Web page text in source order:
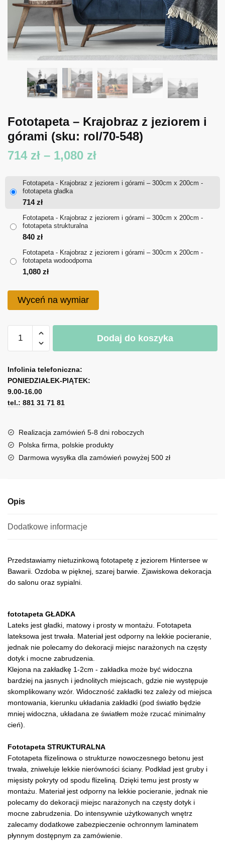
Fototapeta – Krajobraz z jeziorem i
górami (sku: rol/70-548)
714 zł – 1,080 złZakres
714 zł
1,080 zł
Fototapeta - Krajobraz z jeziorem i górami – 300cm x 200cm -
fototapeta gładka
714zł
Fototapeta - Krajobraz z jeziorem i górami – 300cm x 200cm -
fototapeta strukturalna
840 zł
Fototapeta - Krajobraz z jeziorem i górami – 300cm x 200cm -
fototapeta wodoodporna
1,080 zł
Wyceń na wymiar
Fototapeta
Krajobraz
z
jeziorem
i
Dodaj do koszyka
l
t
e
r
a
t
i
Infolinia telefoniczna:
PONIEDZIAŁEK-PIĄTEK:
9.00-16.00
tel.: 881 31 71 81
Realizacja zamówień 5-8 dni roboczych
Polska firma, polskie produkty
Darmowa wysyłka dla zamówień powyżej 500 zł
Opis
Dodatkowe informacje
Przedstawiamy nietuzinkową fototapetę z jeziorem Hintersee w
Bawarii. Ozdoba w pięknej, szarej barwie. Zjawiskowa dekoracja
do salonu oraz sypialni.
fototapeta GŁADKA
Lateks jest gładki, matowy i prosty w montażu. Fototapeta
lateksowa jest trwała. Materiał jest odporny na lekkie pocieranie,
jednak nie polecamy do dekoracji miejsc narażonych na częsty
dotyk i mocne zabrudzenia.
Klejona na zakładkę 1-2cm - zakładka może być widoczna
bardziej na jasnych i jednolitych miejscach, gdzie nie występuje
skomplikowany wzór. Widoczność zakładki tez zależy od miejsca
montowania, kierunku układania zakładki (pod światło będzie
mniej widoczna, układana ze światłem może rzucać minimalny
cień).
Fototapeta STRUKTURALNA
Fototapeta flizelinowa o strukturze nowoczesnego betonu jest
trwała, zniweluje lekkie nierówności ściany. Podkład jest gruby i
mięsisty pokryty od spodu flizeliną. Dzięki temu jest prosty w
montażu. Materiał jest odporny na lekkie pocieranie, jednak nie
polecamy do dekoracji miejsc narażonych na częsty dotyk i
mocne zabrudzenia. Do intensywnie użytkowanych wnętrz
zalecamy dodatkowe zabezpieczenie ochronnym laminatem
płynnym dostępnym za zamówienie.